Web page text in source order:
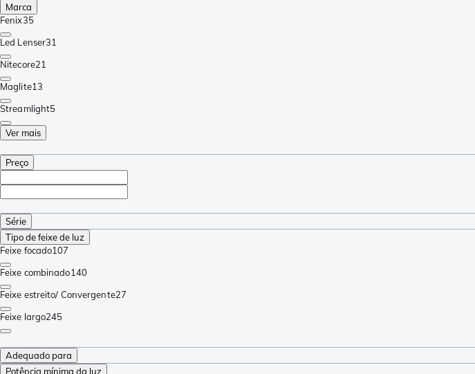
Marca
Fenix35
Led Lenser31
Nitecore21
Maglite13
Streamlight5
Ver mais
Preço
Série
Tipo de feixe de luz
Feixe focado107
Feixe combinado140
Feixe estreito/ Convergente27
Feixe largo245
Adequado para
Potência mínima da luz